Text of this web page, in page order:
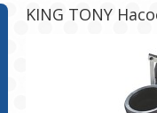
KING TONY